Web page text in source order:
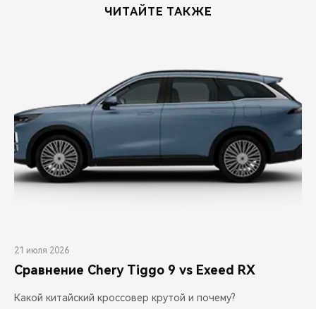
ЧИТАЙТЕ ТАКЖЕ
21 июля 2026
Сравнение Chery Tiggo 9 vs Exeed RX
Какой китайский кроссовер крутой и почему?